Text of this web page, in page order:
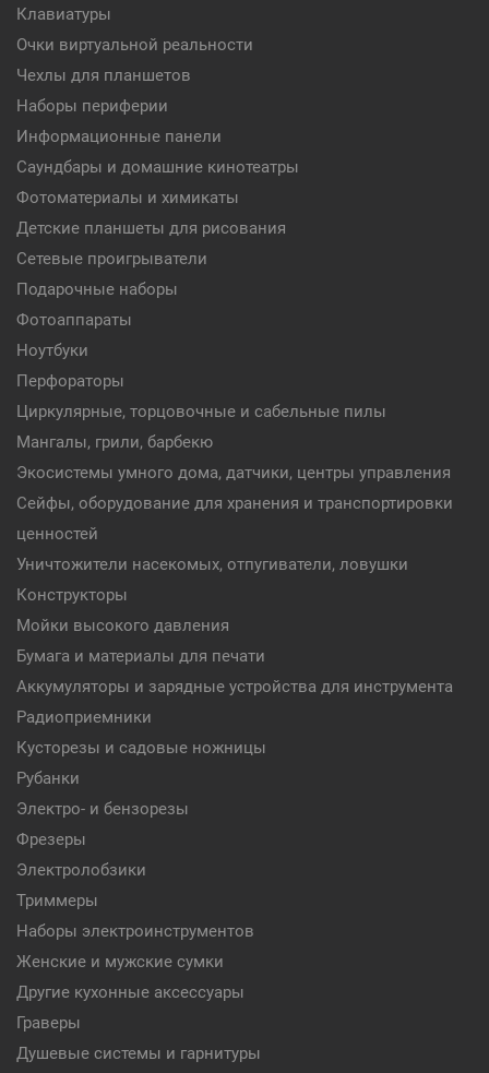
Клавиатуры
Очки виртуальной реальности
Чехлы для планшетов
Наборы периферии
Информационные панели
Саундбары и домашние кинотеатры
Фотоматериалы и химикаты
Детские планшеты для рисования
Сетевые проигрыватели
Подарочные наборы
Фотоаппараты
Ноутбуки
Перфораторы
Циркулярные, торцовочные и сабельные пилы
Мангалы, грили, барбекю
Экосистемы умного дома, датчики, центры управления
Сейфы, оборудование для хранения и транспортировки
ценностей
Уничтожители насекомых, отпугиватели, ловушки
Конструкторы
Мойки высокого давления
Бумага и материалы для печати
Аккумуляторы и зарядные устройства для инструмента
Радиоприемники
Кусторезы и садовые ножницы
Рубанки
Электро- и бензорезы
Фрезеры
Электролобзики
Триммеры
Наборы электроинструментов
Женские и мужские сумки
Другие кухонные аксессуары
Граверы
Душевые системы и гарнитуры